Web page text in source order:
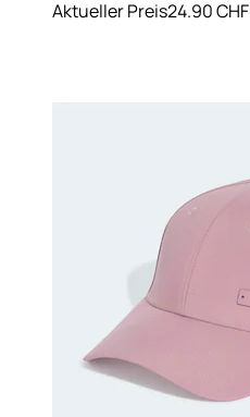
Aktueller Preis24.90 CHF